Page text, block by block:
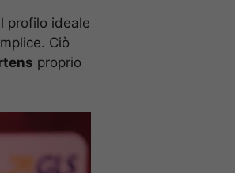
profilo ideale
Ciò
proprio